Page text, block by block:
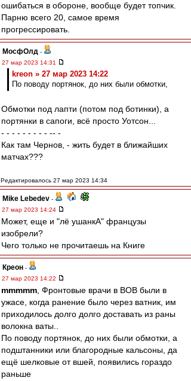
ошибаться в обороне, вообще будет топчик.
Парню всего 20, самое время
прогрессировать.
МосфОлд -
27 мар 2023 14:31
kreon » 27 мар 2023 14:22
По поводу портянок, до них были обмотки,
Обмотки под лапти (потом под ботинки), а
портянки в сапоги, всё просто Уотсон...
- - - - - - - - - -- -
Как там Чернов, - жить будет в ближайших
матчах???
Редактировалось 27 мар 2023 14:34
Mike Lebedev -
27 мар 2023 14:24
Может, еще и "лё ушанкА" французы
изобрели?
Чего только не прочитаешь на Книге
Креон -
27 мар 2023 14:22
mmmmm , Фронтовые врачи в ВОВ были в
ужасе, когда ранение было через ватник, им
приходилось долго долго доставать из раны
волокна ваты..
По поводу портянок, до них были обмотки, а
подштанники или благородные кальсоны, да
ещё шелковые от вшей, появились гораздо
раньше